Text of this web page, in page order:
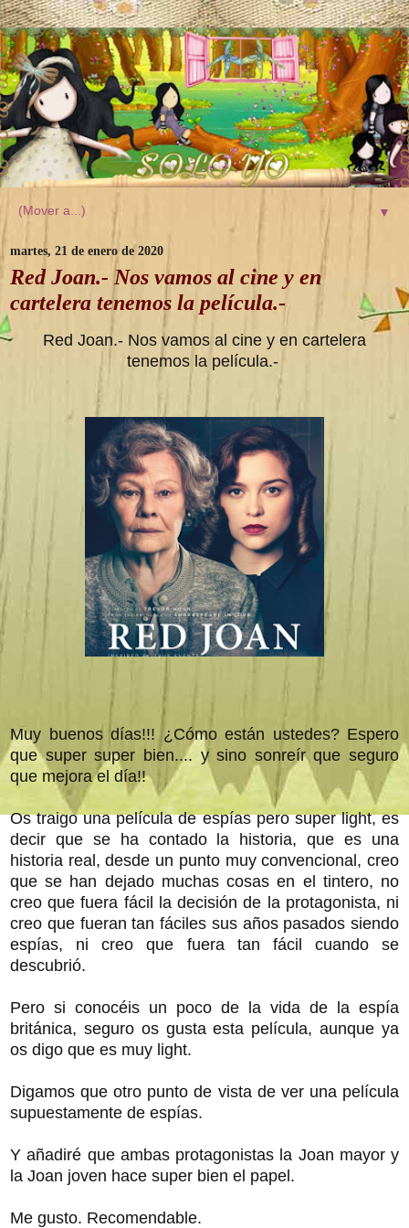
▼
martes, 21 de enero de 2020
Red Joan.- Nos vamos al cine y en
cartelera tenemos la película.-
Red Joan.- Nos vamos al cine y en cartelera
tenemos la película.-
Muy buenos días!!! ¿Cómo están ustedes? Espero
que super super bien.... y sino sonreír que seguro
que mejora el día!!
Os traigo una película de espías pero super light, es
decir que se ha contado la historia, que es una
historia real, desde un punto muy convencional, creo
que se han dejado muchas cosas en el tintero, no
creo que fuera fácil la decisión de la protagonista, ni
creo que fueran tan fáciles sus años pasados siendo
espías, ni creo que fuera tan fácil cuando se
descubrió.
Pero si conocéis un poco de la vida de la espía
británica, seguro os gusta esta película, aunque ya
os digo que es muy light.
Digamos que otro punto de vista de ver una película
supuestamente de espías.
Y añadiré que ambas protagonistas la Joan mayor y
la Joan joven hace super bien el papel.
Me gusto. Recomendable.